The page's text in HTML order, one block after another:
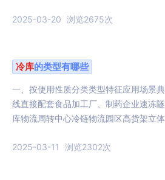
2025-03-20 浏览2675次
冷库的类型有哪些
一、按使用性质分类类型特征应用场景
线直接配套食品加工厂、制药企业速冻
库物流周转中心冷链物流园区高货架立
2025-03-11 浏览2302次